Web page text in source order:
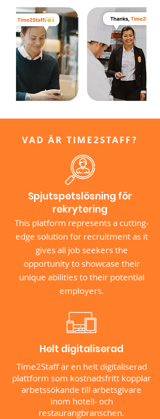
VAD ÄR TIME2STAFF?
Spjutspetslösning för
rekrytering
This platform represents a cutting-
edge solution for recruitment as it
gives all job seekers the
opportunity to showcase their
unique abilities to their potential
employers.
Helt digitaliserad
Time2Staff är en helt digitaliserad
plattform som kostnadsfritt kopplar
arbetssökande till arbetsgivare
inom hotell- och
restaurangbranschen.